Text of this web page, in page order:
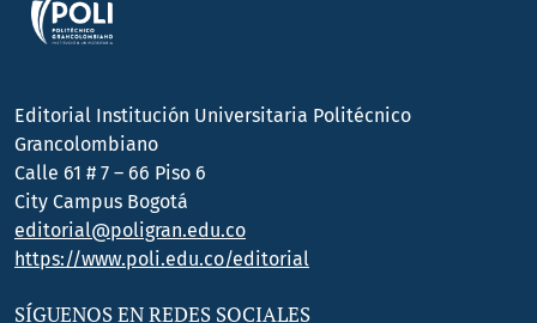
Editorial Institución Universitaria Politécnico
Grancolombiano
Calle 61 # 7 – 66 Piso 6
City Campus Bogotá
editorial@poligran.edu.co
https://www.poli.edu.co/editorial
SÍGUENOS EN REDES SOCIALES